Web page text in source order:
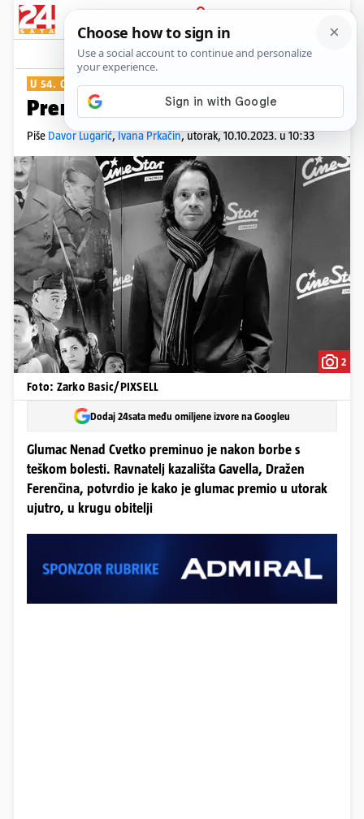
PRIJAVA
Show Komentari
U 54. GODINI
Preminuo glumac Nenad Cvetko
Piše Davor Lugarić,Ivana Prkačin,utorak, 10.10.2023. u 10:33
2
Foto: Zarko Basic/PIXSELL
Dodaj 24sata među omiljene izvore na Googleu
Glumac Nenad Cvetko preminuo je nakon borbe s
teškom bolesti. Ravnatelj kazališta Gavella, Dražen
Ferenčina, potvrdio je kako je glumac premio u utorak
ujutro, u krugu obitelji